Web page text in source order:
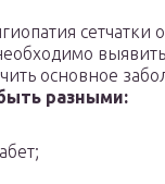
сетчатки
основное
разными: